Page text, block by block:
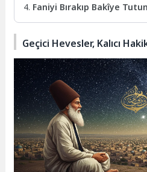
Faniyi Bırakıp Bakîye
Geçici Hevesler, Kalıcı